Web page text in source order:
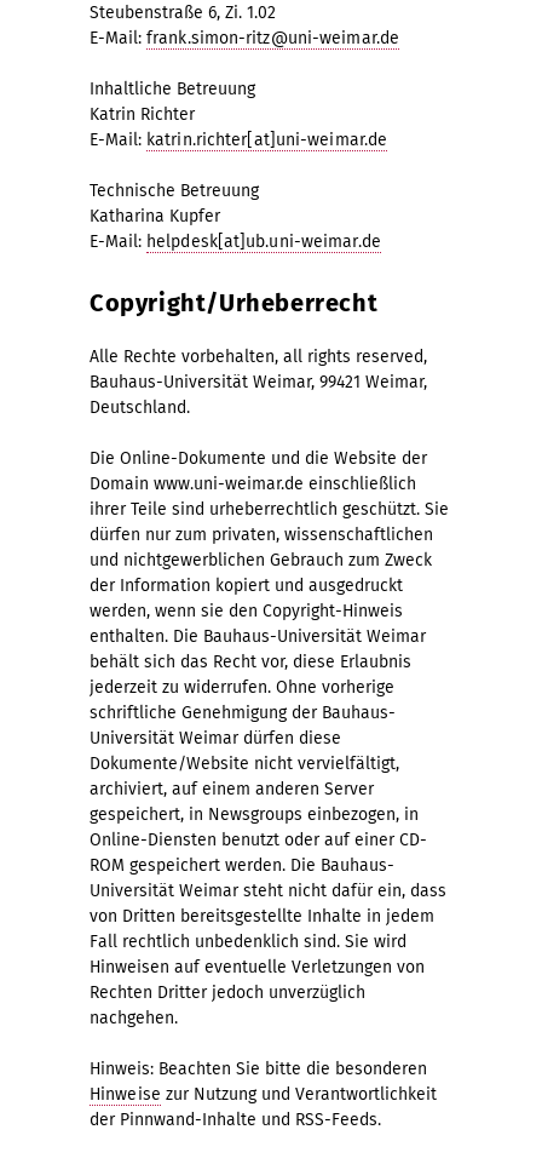
Steubenstraße 6, Zi. 1.02
E-Mail: frank.simon-ritz@uni-weimar.de
Inhaltliche Betreuung
Katrin Richter
E-Mail: katrin.richter[at]uni-weimar.de
Technische Betreuung
Katharina Kupfer
E-Mail: helpdesk[at]ub.uni-weimar.de
Copyright/Urheberrecht
Alle Rechte vorbehalten, all rights reserved,
Bauhaus-Universität Weimar, 99421 Weimar,
Deutschland.
Die Online-Dokumente und die Website der
Domain www.uni-weimar.de einschließlich
ihrer Teile sind urheberrechtlich geschützt. Sie
dürfen nur zum privaten, wissenschaftlichen
und nichtgewerblichen Gebrauch zum Zweck
der Information kopiert und ausgedruckt
werden, wenn sie den Copyright-Hinweis
enthalten. Die Bauhaus-Universität Weimar
behält sich das Recht vor, diese Erlaubnis
jederzeit zu widerrufen. Ohne vorherige
schriftliche Genehmigung der Bauhaus-
Universität Weimar dürfen diese
Dokumente/Website nicht vervielfältigt,
archiviert, auf einem anderen Server
gespeichert, in Newsgroups einbezogen, in
Online-Diensten benutzt oder auf einer CD-
ROM gespeichert werden. Die Bauhaus-
Universität Weimar steht nicht dafür ein, dass
von Dritten bereitsgestellte Inhalte in jedem
Fall rechtlich unbedenklich sind. Sie wird
Hinweisen auf eventuelle Verletzungen von
Rechten Dritter jedoch unverzüglich
nachgehen.
Hinweis: Beachten Sie bitte die besonderen
Hinweise zur Nutzung und Verantwortlichkeit
der Pinnwand-Inhalte und RSS-Feeds.